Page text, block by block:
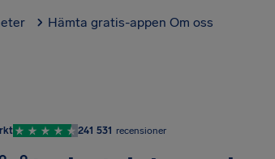
Hämta gratis-appen Om oss
241 531 recensioner